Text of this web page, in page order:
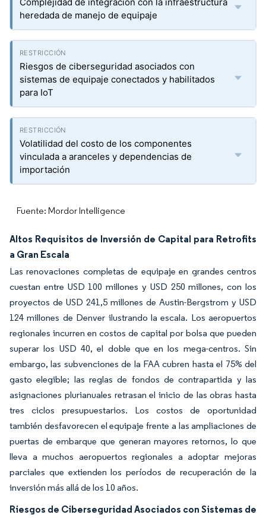
heredada de manejo de equipaje
Riesgos de ciberseguridad asociados con
sistemas de equipaje conectados y habilitados
para IoT
Volatilidad del costo de los componentes
vinculada a aranceles y dependencias de
importación
Fuente: Mordor Intelligence
Altos Requisitos de Inversión de Capital para Retrofits
a Gran Escala
Las renovaciones completas de equipaje en grandes centros
cuestan entre USD 100 millones y USD 250 millones, con los
proyectos de USD 241,5 millones de Austin-Bergstrom y USD
124 millones de Denver ilustrando la escala. Los aeropuertos
regionales incurren en costos de capital por bolsa que pueden
superar los USD 40, el doble que en los mega-centros. Sin
embargo, las subvenciones de la FAA cubren hasta el 75% del
gasto elegible; las reglas de fondos de contrapartida y las
asignaciones plurianuales retrasan el inicio de las obras hasta
tres ciclos presupuestarios. Los costos de oportunidad
también desfavorecen el equipaje frente a las ampliaciones de
puertas de embarque que generan mayores retornos, lo que
lleva a muchos aeropuertos regionales a adoptar mejoras
parciales que extienden los períodos de recuperación de la
inversión más allá de los 10 años.
Riesgos de Ciberseguridad Asociados con Sistemas de